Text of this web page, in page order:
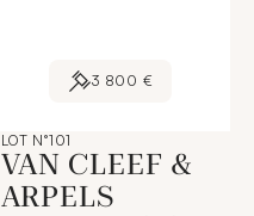
3 800 €
LOT N°101
VAN CLEEF &
ARPELS